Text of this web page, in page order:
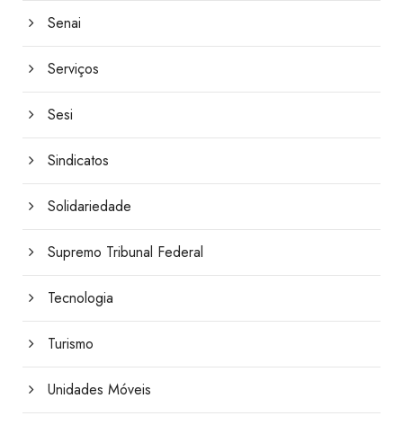
Senai
Serviços
Sesi
Sindicatos
Solidariedade
Supremo Tribunal Federal
Tecnologia
Turismo
Unidades Móveis